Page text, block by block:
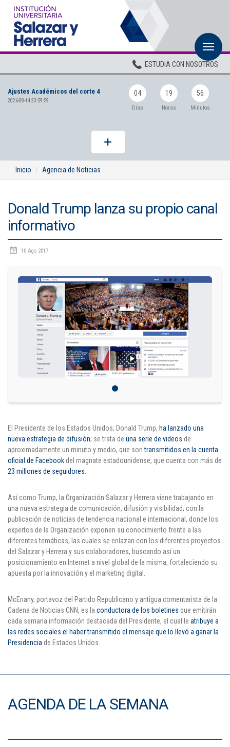
ESTUDIA CON NOSOTROS
Ajustes Académicos del corte 4
2026-08-14 23:59:59
04
Días
19
Horas
56
Minutos
Inicio Agencia de Noticias
Donald Trump lanza su propio canal
informativo
10 Ago 2017
El Presidente de los Estados Unidos, Donald Trump, ha lanzado una
nueva estrategia de difusión; se trata de una serie de videos de
aproximadamente un minuto y medio, que sontransmitidos en la cuenta
oficial de Facebookdel magnate estadounidense, que cuenta con más de
23 millones de seguidores.
Así como Trump, la Organización Salazar y Herrera viene trabajando en
una nueva estrategia de comunicación, difusión y visibilidad; con la
publicación de noticias de tendencia nacional e internacional, donde los
expertos de la Organización exponen su conocimiento frente a las
diferentes temáticas, las cuales se enlazan con los diferentes proyectos
del Salazar y Herrera y sus colaboradores, buscando así un
posicionamiento en Internet a nivel global de la misma, fortaleciendo su
apuesta por la innovación y el marketing digital.
McEnany, portavoz del Partido Republicano y antigua comentarista de la
Cadena de Noticias CNN, es la conductora de los boletines que emitirán
cada semana información destacada del Presidente, el cual le atribuye a
las redes sociales el haber transmitido el mensaje que lo llevó a ganar la
Presidenciade Estados Unidos.
AGENDA DE LA SEMANA
Pregrados
Planta Docente
ADMISIONES
BIENESTAR
Centros
BIBLIOTECA
Pastoral
CARTERA
Inscripciones
Estudiantes
Campus virtual
Pagos
Puntos de pago
Empleo
Contáctanos
Comunícate con nosotros
Campus Estadio: CR 70 # 52-49
(+57) (4) 4 600 700
Medellín - Colombia - Suramérica